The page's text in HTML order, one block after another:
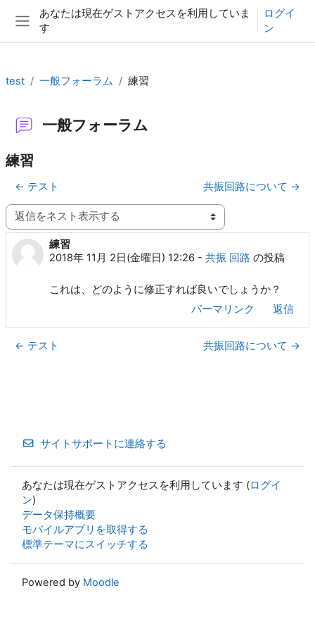
メインコンテンツへスキップする
サイドパネル
あなたは現在ゲストアクセスを利用していま
す
ログイ
ン
test 一般フォーラム 練習
一般フォーラム
練習
← テスト 共振回路について →
表示モード
練習
2018年 11月 2日(金曜日) 12:26 - 共振 回路 の投稿
返信数: 0
これは、どのように修正すれば良いでしょうか？
パーマリンク
返信
← テスト 共振回路について →
サイトサポートに連絡する
あなたは現在ゲストアクセスを利用しています (ログイ
ン)
データ保持概要
モバイルアプリを取得する
標準テーマにスイッチする
Powered by Moodle